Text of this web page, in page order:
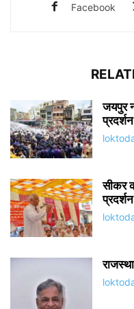
Facebook
जयपुर
सीकर
प्रदर्शन